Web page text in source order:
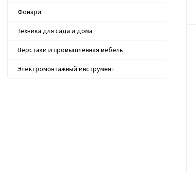
Фонари
Техника для сада и дома
Верстаки и промышленная мебель
Электромонтажный инструмент